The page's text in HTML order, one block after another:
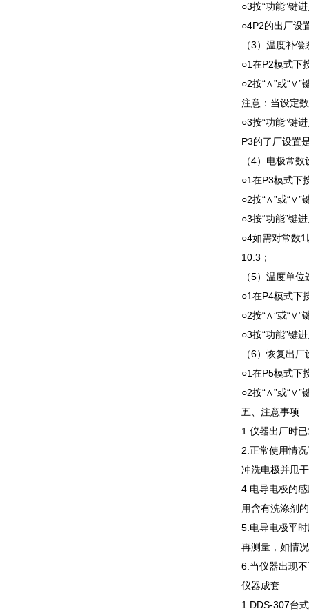
○3按“功能”键
○4P2的出厂设
（3）温度补
○1在P2模式下
○2按“∧”或“∨”
注意：当设定
○3按“功能”键
P3的了厂设置
（4）电极常
○1在P3模式下
○2按“∧”或“∨”
○3按“功能”键
○4如需对常数
10.3；
（5）温度单
○1在P4模式下
○2按“∧”或“∨”
○3按“功能”键
（6）恢复出
○1在P5模式下
○2按“∧”或“∨”
五、注意事项
1.仪器出厂时
2.正常使用情
冲洗电极并甩
4.电导电极的
用含有洗涤剂
5.电导电极平
再测量，如情
6.当仪器出现
仪器成套
1.DDS-307台